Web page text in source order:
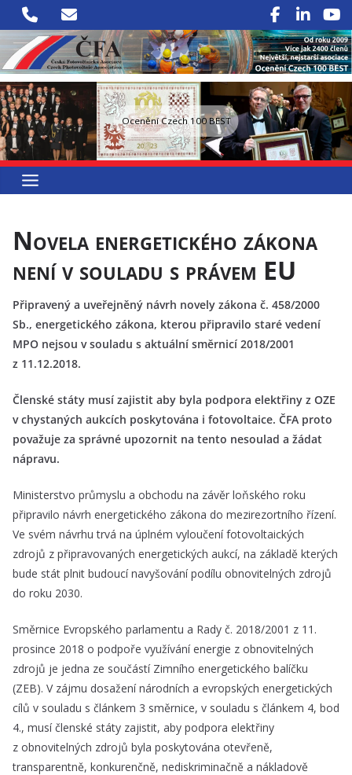
Přeskočit
na
obsah
Ocenění Czech 100 BEST
Novela energetického zákona
není v souladu s právem EU
Připravený a uveřejněný návrh novely zákona č. 458/2000
Sb., energetického zákona, kterou připravilo staré vedení
MPO nejsou v souladu s aktuální směrnicí 2018/2001
z 11.12.2018.
Členské státy musí zajistit aby byla podpora elektřiny z OZE
v chystaných aukcích poskytována i fotovoltaice. ČFA proto
považuje za správné upozornit na tento nesoulad a žádat
nápravu.
Ministerstvo průmyslu a obchodu na závěr loňského roku
připravilo návrh energetického zákona do mezirezortního řízení.
Ve svém návrhu trvá na úplném vyloučení fotovoltaických
zdrojů z připravovaných energetických aukcí, na základě kterých
bude stát plnit budoucí navyšování podílu obnovitelných zdrojů
do roku 2030.
Směrnice Evropského parlamentu a Rady č. 2018/2001 z 11.
prosince 2018 o podpoře využívání energie z obnovitelných
zdrojů je jedna ze součástí Zimního energetického balíčku
(ZEB). V zájmu dosažení národních a evropských energetických
cílů v souladu s článkem 3 směrnice, v souladu s článkem 4, bod
4., musí členské státy zajistit, aby podpora elektřiny
z obnovitelných zdrojů byla poskytována otevřeně,
transparentně, konkurenčně, nediskriminačně a nákladově